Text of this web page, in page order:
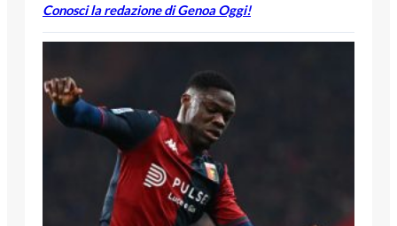
Conosci la redazione di Genoa Oggi!